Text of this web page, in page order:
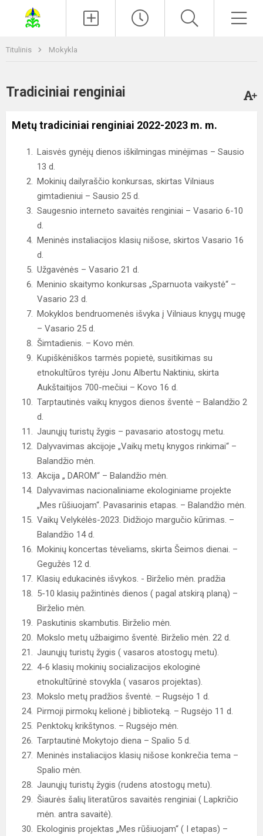
Titulinis Mokykla
Tradiciniai renginiai
Metų tradiciniai renginiai 2022-2023 m. m.
Laisvės gynėjų dienos iškilmingas minėjimas – Sausio
13 d.
Mokinių dailyraščio konkursas, skirtas Vilniaus
gimtadieniui – Sausio 25 d.
Saugesnio interneto savaitės renginiai – Vasario 6-10
d.
Meninės instaliacijos klasių nišose, skirtos Vasario 16
d.
Užgavėnės – Vasario 21 d.
Meninio skaitymo konkursas „Sparnuota vaikystė“ –
Vasario 23 d.
Mokyklos bendruomenės išvyka į Vilniaus knygų mugę
– Vasario 25 d.
Šimtadienis. – Kovo mėn.
Kupiškėniškos tarmės popietė, susitikimas su
etnokultūros tyrėju Jonu Albertu Naktiniu, skirta
Aukštaitijos 700-mečiui – Kovo 16 d.
Tarptautinės vaikų knygos dienos šventė – Balandžio 2
d.
Jaunųjų turistų žygis – pavasario atostogų metu.
Dalyvavimas akcijoje „Vaikų metų knygos rinkimai“ –
Balandžio mėn.
Akcija „ DAROM“ – Balandžio mėn.
Dalyvavimas nacionaliniame ekologiniame projekte
„Mes rūšiuojam“. Pavasarinis etapas. – Balandžio mėn.
Vaikų Velykėlės-2023. Didžiojo margučio kūrimas. –
Balandžio 14 d.
Mokinių koncertas tėveliams, skirta Šeimos dienai. –
Gegužės 12 d.
Klasių edukacinės išvykos. - Birželio mėn. pradžia
5-10 klasių pažintinės dienos ( pagal atskirą planą) –
Birželio mėn.
Paskutinis skambutis. Birželio mėn.
Mokslo metų užbaigimo šventė. Birželio mėn. 22 d.
Jaunųjų turistų žygis ( vasaros atostogų metu).
4-6 klasių mokinių socializacijos ekologinė
etnokultūrinė stovykla ( vasaros projektas).
Mokslo metų pradžios šventė. – Rugsėjo 1 d.
Pirmoji pirmokų kelionė į biblioteką. – Rugsėjo 11 d.
Penktokų krikštynos. – Rugsėjo mėn.
Tarptautinė Mokytojo diena – Spalio 5 d.
Meninės instaliacijos klasių nišose konkrečia tema –
Spalio mėn.
Jaunųjų turistų žygis (rudens atostogų metu).
Šiaurės šalių literatūros savaitės renginiai ( Lapkričio
mėn. antra savaitė).
Ekologinis projektas „Mes rūšiuojam“ ( I etapas) –